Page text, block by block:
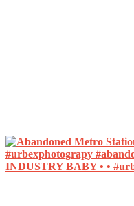
INDUSTRY BABY • •